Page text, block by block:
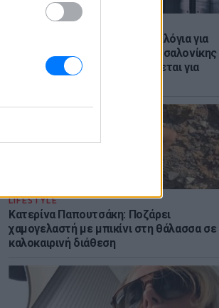
ΕΙΔΗΣΕΙΣ
Απόψε τα δοκιμαστικά δρομολόγια για
την επέκταση του Μετρό Θεσσαλονίκης
προς Καλαμαριά - Τι προβλέπεται για
LIFESTYLE
Κατερίνα Παπουτσάκη: Ποζάρει
χαμογελαστή με μπικίνι στη θάλασσα σε
καλοκαιρινή διάθεση